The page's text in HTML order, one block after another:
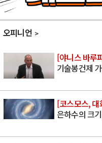
오피니언
[야니스 바루
기술봉건제
[코스모스, 대
은하수의 크